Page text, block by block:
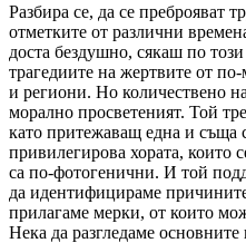
Разбира се, да се преброяват
отметките от различни
доста бездушно, сякаш по
трагедиите на жертвите от
и региони. Но количествено
морално просветеният. Той
като притежаващ една и съща
привилегирова хората, които
са по-фотогенични. И той
да идентифицираме
прилагаме мерки, от които
Нека да разгледаме